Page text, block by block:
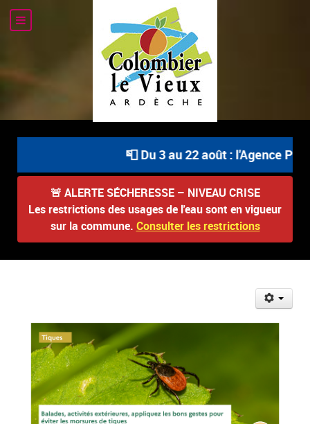
📮 Du 3 au 22 août : l'Agence
🚨 ALERTE SÉCHERESSE – NIVEAU CRISE
Les restrictions des usages de l'eau sont en vigueur
sur la commune. Consulter les restrictions